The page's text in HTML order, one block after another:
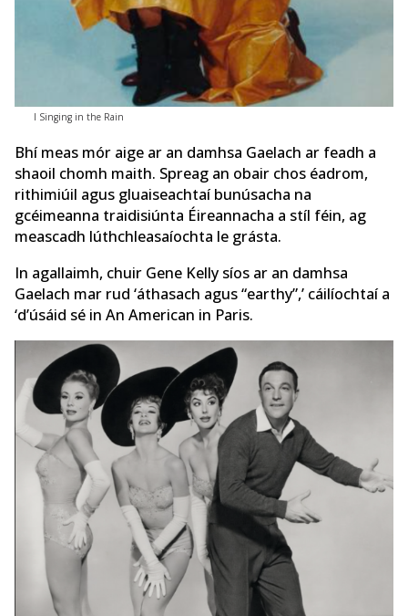
I Singing in the Rain
Bhí meas mór aige ar an damhsa Gaelach ar feadh a
shaoil ​​​​chomh maith. Spreag an obair chos éadrom,
rithimiúil agus gluaiseachtaí bunúsacha na
gcéimeanna traidisiúnta Éireannacha a stíl féin, ag
meascadh lúthchleasaíochta le grásta.
In agallaimh, chuir Gene Kelly síos ar an damhsa
Gaelach mar rud ‘áthasach agus “earthy”,’ cáilíochtaí a
‘d’úsáid sé in An American in Paris.